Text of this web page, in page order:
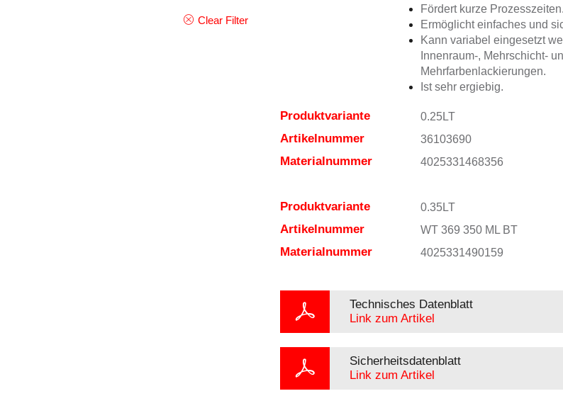
Clear Filter
Fördert kurze Prozesszeiten.
Ermöglicht einfaches und
Kann variabel eingesetzt
Innenraum-, Mehrschicht-
Mehrfarbenlackierungen.
Ist sehr ergiebig.
Produktvariante 0.25LT
Artikelnummer 36103690
Materialnummer 4025331468356
Produktvariante 0.35LT
Artikelnummer WT 369 350 ML BT
Materialnummer 4025331490159
Technisches Datenblatt
Link zum Artikel
Sicherheitsdatenblatt
Link zum Artikel